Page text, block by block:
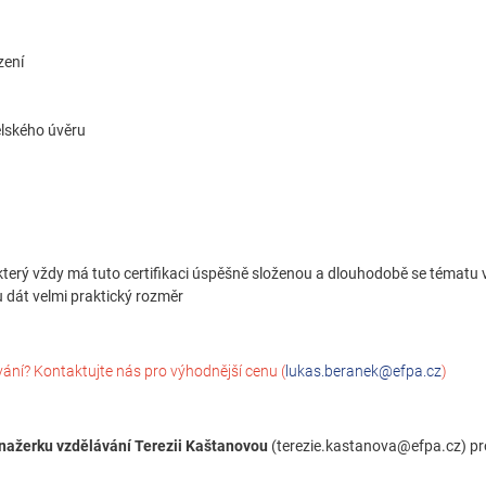
úvěru
vždy má tuto certifikaci úspěšně složenou a dlouhodobě se tématu
dát velmi praktický rozměr
Kontaktujte nás pro výhodnější cenu ( lukas.beranek@efpa.cz)
vzdělávání Terezii Kaštanovou (terezie.kastanova@efpa.cz)